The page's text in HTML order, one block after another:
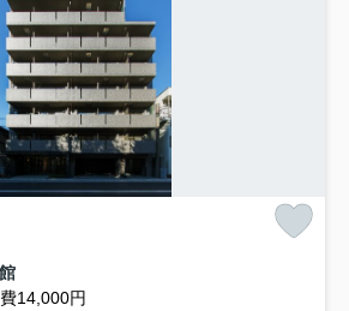
14,000円